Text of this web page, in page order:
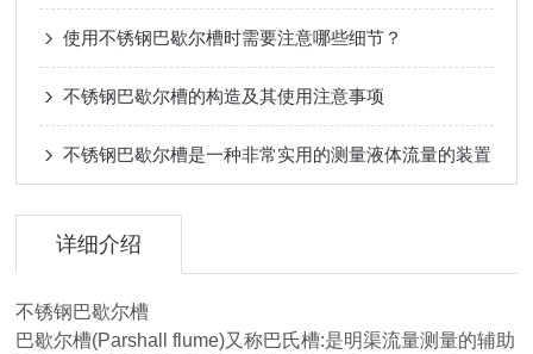
使用不锈钢巴歇尔槽时需要注意哪些细节？
不锈钢巴歇尔槽的构造及其使用注意事项
不锈钢巴歇尔槽是一种非常实用的测量液体流量的装置
详细介绍
不锈钢巴歇尔槽
巴歇尔槽(Parshall flume)又称巴氏槽:是明渠流量测量的辅助